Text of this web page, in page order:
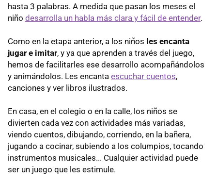
hasta 3 palabras. A medida que pasan los meses el
niño desarrolla un habla más clara y fácil de entender.
Como en la etapa anterior, a los niños les encanta
jugar e imitar, y ya que aprenden a través del juego,
hemos de facilitarles ese desarrollo acompañándolos
y animándolos. Les encanta escuchar cuentos,
canciones y ver libros ilustrados.
En casa, en el colegio o en la calle, los niños se
divierten cada vez con actividades más variadas,
viendo cuentos, dibujando, corriendo, en la bañera,
jugando a cocinar, subiendo a los columpios, tocando
instrumentos musicales... Cualquier actividad puede
ser un juego que les estimule.